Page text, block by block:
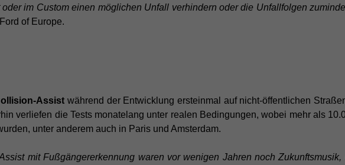
im Custom einen möglichen Unfall verhindern oder die Unfallfolgen
of Europe.
Assist während der Entwicklung ersteinmal auf nicht-öffentlichen
verliefen die Tests monatelang unter realen Bedingungen, wobei mehr als
unter anderem auch in Paris und Amsterdam.
mit Fußgängererkennung waren vor wenigen Jahren noch